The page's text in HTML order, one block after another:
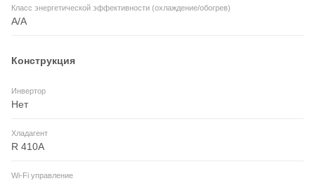
Класс энергетической эффективности (охлаждение/обогрев)
A/A
Конструкция
Инвертор
Нет
Хладагент
R 410A
Wi-Fi управление